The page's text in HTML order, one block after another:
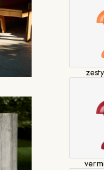
光源
取付
メーカ
●浜